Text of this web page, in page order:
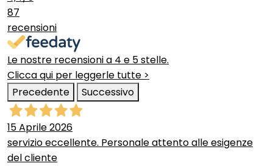
87
recensioni
Le nostre recensioni a 4 e 5 stelle.
Clicca qui per leggerle tutte >
Precedente
Successivo
15 Aprile 2026
servizio eccellente. Personale attento alle esigenze
del cliente